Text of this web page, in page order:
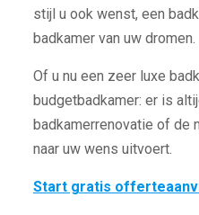
stijl u ook wenst, een
badkamer van uw dromen.
Of u nu een zeer luxe
budgetbadkamer: er is
badkamerrenovatie of de
naar uw wens uitvoert.
Start gratis